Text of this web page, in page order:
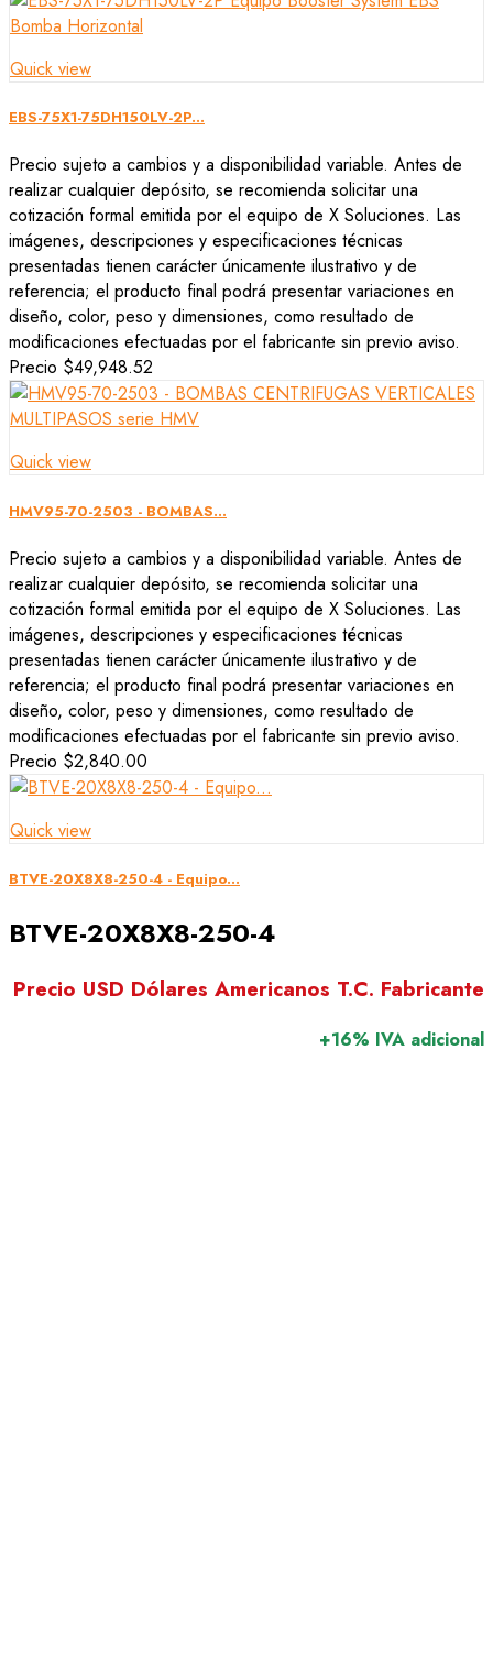
Quick view
EBS-75X1-75DH150LV-2P...
Precio sujeto a cambios y a disponibilidad variable. Antes de
realizar cualquier depósito, se recomienda solicitar una
cotización formal emitida por el equipo de X Soluciones. Las
imágenes, descripciones y especificaciones técnicas
presentadas tienen carácter únicamente ilustrativo y de
referencia; el producto final podrá presentar variaciones en
diseño, color, peso y dimensiones, como resultado de
modificaciones efectuadas por el fabricante sin previo aviso.
Precio $49,948.52
Quick view
HMV95-70-2503 - BOMBAS...
Precio sujeto a cambios y a disponibilidad variable. Antes de
realizar cualquier depósito, se recomienda solicitar una
cotización formal emitida por el equipo de X Soluciones. Las
imágenes, descripciones y especificaciones técnicas
presentadas tienen carácter únicamente ilustrativo y de
referencia; el producto final podrá presentar variaciones en
diseño, color, peso y dimensiones, como resultado de
modificaciones efectuadas por el fabricante sin previo aviso.
Precio $2,840.00
Quick view
BTVE-20X8X8-250-4 - Equipo...
BTVE-20X8X8-250-4
Precio USD Dólares Americanos T.C. Fabricante
+16% IVA adicional